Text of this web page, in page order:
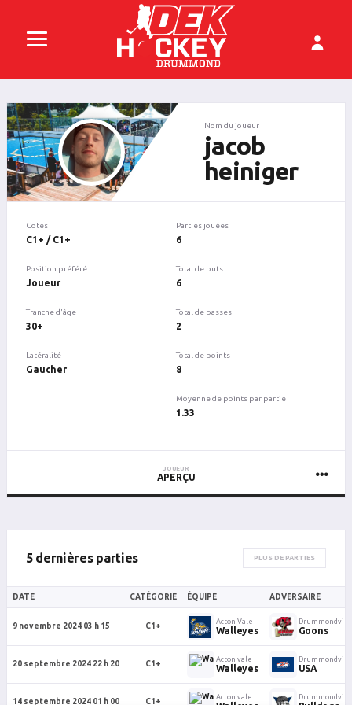
Nom du joueur
jacob
heiniger
Cotes
C1+ / C1+
Position préféré
Joueur
Tranche d'âge
30+
Latéralité
Gaucher
Parties jouées
6
Total de buts
6
Total de passes
2
Total de points
8
Moyenne de points par partie
1.33
JOUEUR
APERÇU
5 dernières parties PLUS DE PARTIES
DATE CATÉGORIE ÉQUIPE ADVERSAIRE
9 novembre 2024 03 h 15 C1+
Acton Vale
Walleyes Goons
20 septembre 2024 22 h 20 C1+
Acton vale
Walleyes USA
14 septembre 2024 01 h 00 C1+
Acton vale